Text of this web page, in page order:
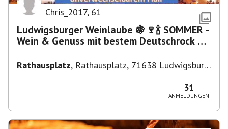
Chris_2017, 61
Ludwigsburger Weinlaube 🍇🍷🍾 SOMMER -
Wein & Genuss mit bestem Deutschrock 🎼
Rathausplatz, Rathausplatz, 71638 Ludwigsburg,
31
ANMELDUNGEN